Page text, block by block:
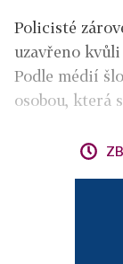
Policisté
uzavřeno
Podle médií
osobou, která